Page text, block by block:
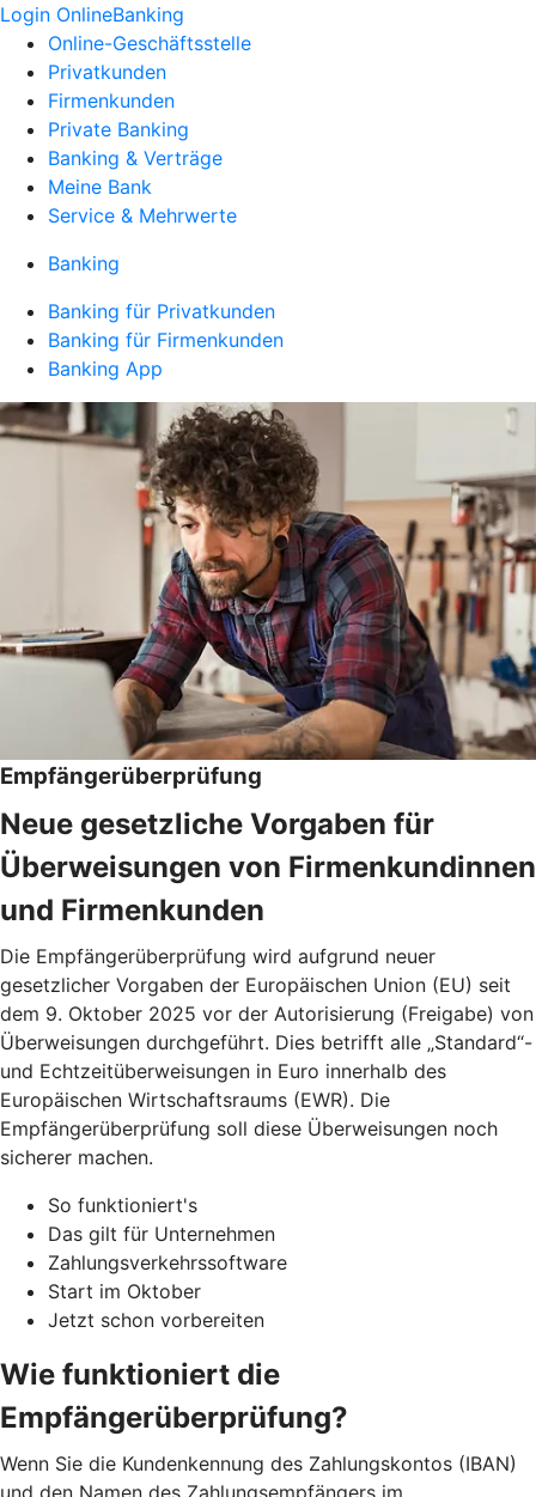
Login OnlineBanking
Online-Geschäftsstelle
Privatkunden
Firmenkunden
Private Banking
Banking & Verträge
Meine Bank
Service & Mehrwerte
Banking
Banking für Privatkunden
Banking für Firmenkunden
Banking App
Empfängerüberprüfung
Neue gesetzliche Vorgaben für
Überweisungen von Firmenkundinnen
und Firmenkunden
Die Empfängerüberprüfung wird aufgrund neuer
gesetzlicher Vorgaben der Europäischen Union (EU) seit
dem 9. Oktober 2025 vor der Autorisierung (Freigabe) von
Überweisungen durchgeführt. Dies betrifft alle „Standard“-
und Echtzeitüberweisungen in Euro innerhalb des
Europäischen Wirtschaftsraums (EWR). Die
Empfängerüberprüfung soll diese Überweisungen noch
sicherer machen.
So funktioniert's
Das gilt für Unternehmen
Zahlungsverkehrssoftware
Start im Oktober
Jetzt schon vorbereiten
Wie funktioniert die
Empfängerüberprüfung?
Wenn Sie die Kundenkennung des Zahlungskontos (IBAN)
und den Namen des Zahlungsempfängers im